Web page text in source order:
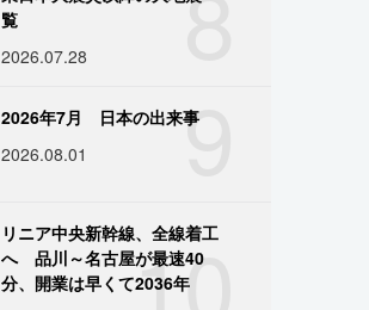
覧
2026.07.28
9
2026年7月 日本の出来事
2026.08.01
10
リニア中央新幹線、全線着工
へ 品川～名古屋が最速40
分、開業は早くて2036年